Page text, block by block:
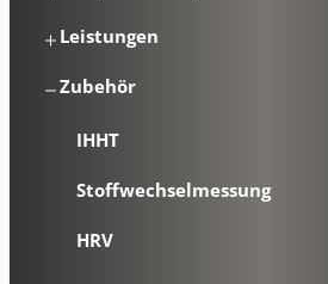
Leistungen
Zubehör
IHHT
Stoffwechselmessung
HRV